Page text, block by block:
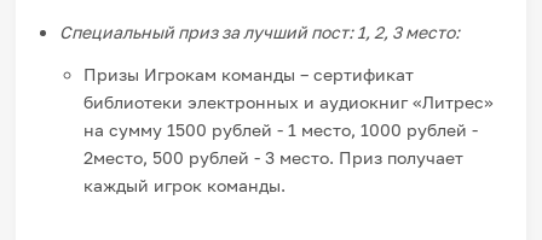
Специальный приз за лучший пост: 1, 2, 3 место:
Призы Игрокам команды – сертификат
библиотеки электронных и аудиокниг «Литрес»
на сумму 1500 рублей - 1 место, 1000 рублей -
2место, 500 рублей - 3 место. Приз получает
каждый игрок команды.